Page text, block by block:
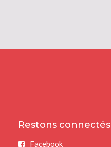
Restons connectés
Facebook